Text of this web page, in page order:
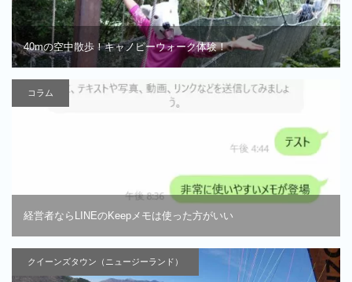
40mの空中散歩！キャノピーウォーク体験！
コラム
経営者ならLINEのKeepメモは使った方がいい
クイーンズタウン（ニュージーランド）